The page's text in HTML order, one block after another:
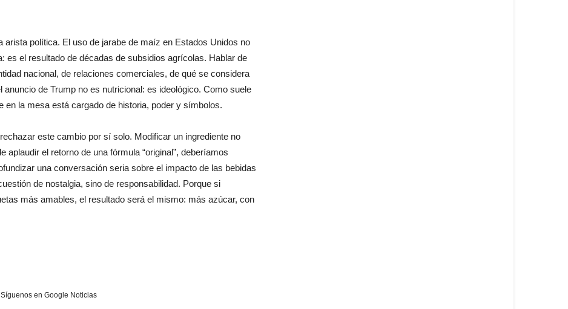
arista política. El uso de jarabe de maíz en Estados Unidos no
es el resultado de décadas de subsidios agrícolas. Hablar de
nacional, de relaciones comerciales, de qué se considera
anuncio de Trump no es nutricional: es ideológico. Como suele
en la mesa está cargado de historia, poder y símbolos.
este cambio por sí solo. Modificar un ingrediente no
aplaudir el retorno de una fórmula “original”, deberíamos
una conversación seria sobre el impacto de las bebidas
de nostalgia, sino de responsabilidad. Porque si
más amables, el resultado será el mismo: más azúcar, con
Síguenos en Google Noticias